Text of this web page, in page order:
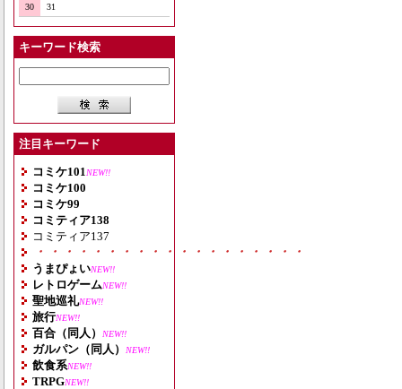
30
31
キーワード検索
注目キーワード
コミケ101 NEW!!
コミケ100
コミケ99
コミティア138
コミティア137
・・・・・・・・・・・・・・・・・・・
うまぴょいNEW!!
レトロゲームNEW!!
聖地巡礼NEW!!
旅行NEW!!
百合（同人） NEW!!
ガルパン（同人） NEW!!
飲食系NEW!!
TRPGNEW!!